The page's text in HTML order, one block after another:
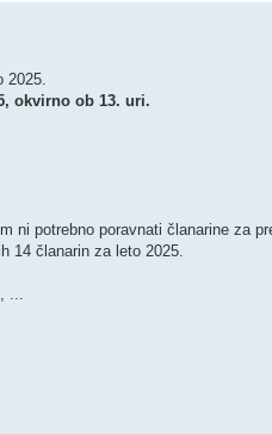
2025.
okvirno ob 13. uri.
ni potrebno poravnati članarine za
14 članarin za leto 2025.
...